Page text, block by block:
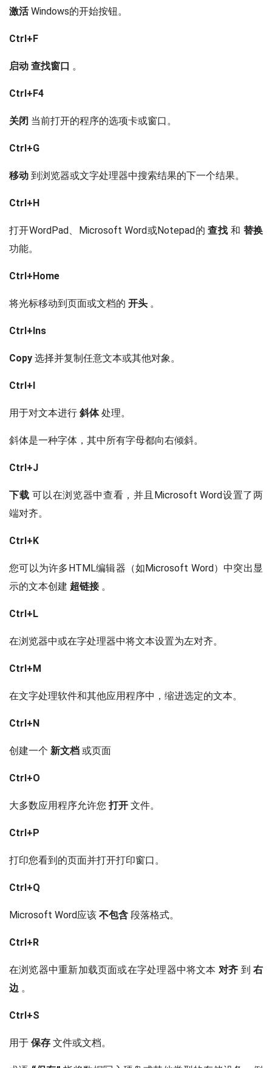
激活Windows的开始按钮。
Ctrl+F
启动 查找窗口 。
Ctrl+F4
关闭 当前打开的程序的选项卡或窗口。
Ctrl+G
移动 到浏览器或文字处理器中搜索结果的下一个结果。
Ctrl+H
打开WordPad、Microsoft Word或Notepad的查找 和 替换
功能。
Ctrl+Home
将光标移动到页面或文档的 开头 。
Ctrl+Ins
Copy 选择并复制任意文本或其他对象。
Ctrl+I
用于对文本进行 斜体处理。
斜体是一种字体，其中所有字母都向右倾斜。
Ctrl+J
下载 可以在浏览器中查看，并且Microsoft Word设置了两
端对齐。
Ctrl+K
您可以为许多HTML编辑器（如Microsoft Word）中突出显
示的文本创建 超链接。
Ctrl+L
在浏览器中或在字处理器中将文本设置为左对齐。
Ctrl+M
在文字处理软件和其他应用程序中，缩进选定的文本。
Ctrl+N
创建一个 新文档 或页面
Ctrl+O
大多数应用程序允许您打开 文件。
Ctrl+P
打印您看到的页面并打开打印窗口。
Ctrl+Q
Microsoft Word应该 不包含 段落格式。
Ctrl+R
在浏览器中重新加载页面或在字处理器中将文本 对齐 到右
边 。
Ctrl+S
用于 保存 文件或文档。